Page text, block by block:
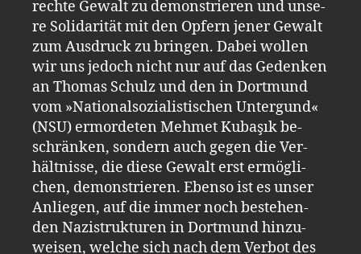
rech­te Ge­walt zu de­mons­trie­ren und un­se­
re So­li­da­ri­tät mit den Op­fern jener Ge­walt
zum Aus­druck zu brin­gen. Dabei wol­len
wir uns je­doch nicht nur auf das Ge­den­ken
an Tho­mas Schulz und den in Dort­mund
vom »Na­tio­nal­so­zia­lis­ti­schen Un­ter­gund«
(NSU) er­mor­de­ten Meh­met Kubaşık be­
schrän­ken, son­dern auch gegen die Ver­
hält­nis­se, die diese Ge­walt erst er­mög­li­
chen, de­mons­trie­ren. Eben­so ist es unser
An­lie­gen, auf die immer noch be­ste­hen­
den Na­zi­struk­tu­ren in Dort­mund hin­zu­
wei­sen, wel­che sich nach dem Ver­bot des